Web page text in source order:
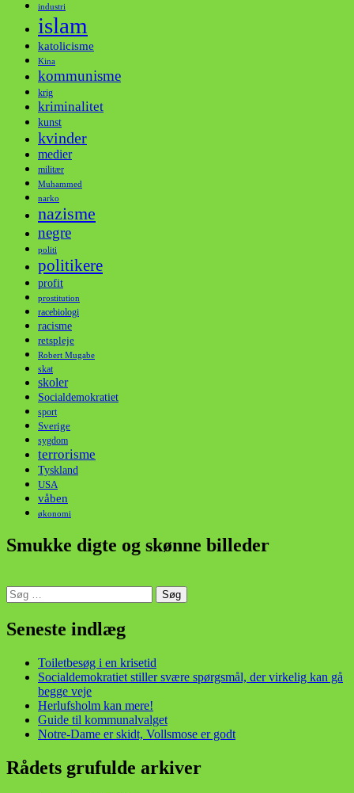
industri
islam
katolicisme
Kina
kommunisme
krig
kriminalitet
kunst
kvinder
medier
militær
Muhammed
narko
nazisme
negre
politi
politikere
profit
prostitution
racebiologi
racisme
retspleje
Robert Mugabe
skat
skoler
Socialdemokratiet
sport
Sverige
sygdom
terrorisme
Tyskland
USA
våben
økonomi
Smukke digte og skønne billeder
Søg
efter:
Seneste indlæg
Toiletbesøg i en krisetid
Socialdemokratiet stiller svære spørgsmål, der virkelig kan gå
begge veje
Herlufsholm kan mere!
Guide til kommunalvalget
Notre-Dame er skidt, Vollsmose er godt
Rådets grufulde arkiver